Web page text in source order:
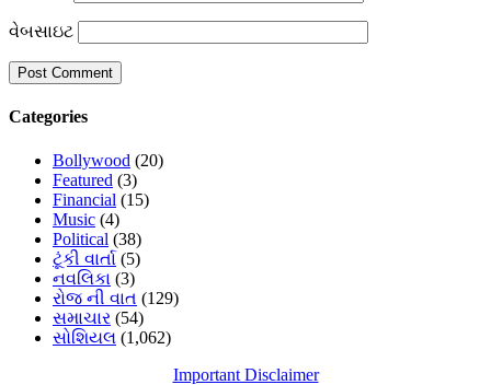
વેબસાઇટ
Categories
Bollywood (20)
Featured (3)
Financial (15)
Music (4)
Political (38)
ટૂંકી વાર્તા (5)
નવલિકા (3)
રોજ ની વાત (129)
સમાચાર (54)
સોશિયલ (1,062)
Important Disclaimer